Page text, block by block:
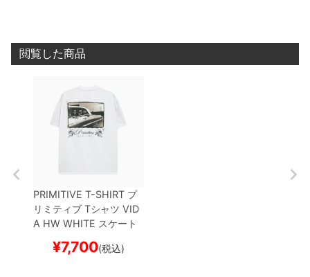
閲覧した商品
PRIMITIVE T-SHIRT プ
リミティブ Tシャツ VID
A HW WHITE スケート
¥7,700(税込)